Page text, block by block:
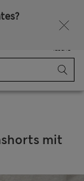
Tasche
mit